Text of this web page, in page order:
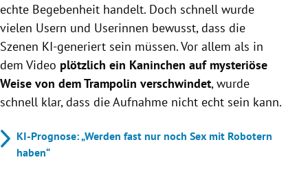
echte Begebenheit handelt. Doch schnell wurde
vielen Usern und Userinnen bewusst, dass die
Szenen KI-generiert sein müssen. Vor allem als in
dem Video plötzlich ein Kaninchen auf mysteriöse
Weise von dem Trampolin verschwindet, wurde
schnell klar, dass die Aufnahme nicht echt sein kann.
KI-Prognose: „Werden fast nur noch Sex mit Robotern
haben“